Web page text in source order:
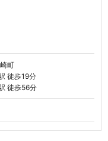
町
徒歩19分
徒歩56分